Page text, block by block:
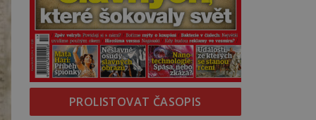
PROLISTOVAT ČASOPIS